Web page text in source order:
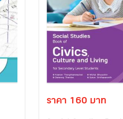
ราคา 160 บาท